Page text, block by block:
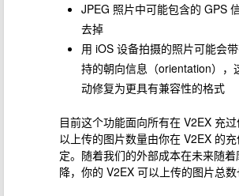
JPEG 照片中可能包含的 GPS
去掉
用 iOS 设备拍摄的照片可能会
持的朝向信息（orientation），
动修复为更具有兼容性的格式
目前这个功能面向所有在 V2EX 充
以上传的图片数量由你在 V2EX 的
定。随着我们的外部成本在未来随
降，你的 V2EX 可以上传的图片总数